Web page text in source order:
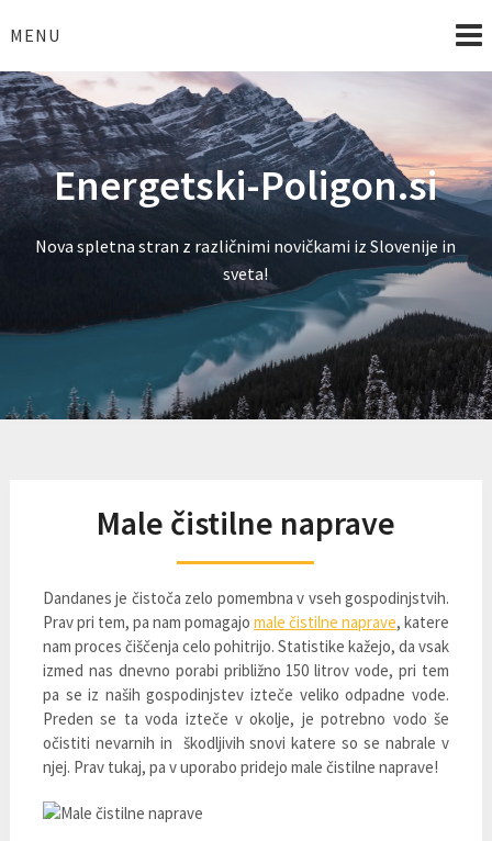
toMENU
Energetski-Poligon.si
Nova spletna stran z različnimi novičkami iz Slovenije in
sveta!
Male čistilne naprave
Dandanes je čistoča zelo pomembna v vseh gospodinjstvih.
Prav pri tem, pa nam pomagajomale čistilne naprave, katere
nam proces čiščenja celo pohitrijo. Statistike kažejo, da vsak
izmed nas dnevno porabi približno 150 litrov vode, pri tem
pa se iz naših gospodinjstev izteče veliko odpadne vode.
Preden se ta voda izteče v okolje, je potrebno vodo še
očistiti nevarnih in škodljivih snovi katere so se nabrale v
njej. Prav tukaj, pa v uporabo pridejo male čistilne naprave!